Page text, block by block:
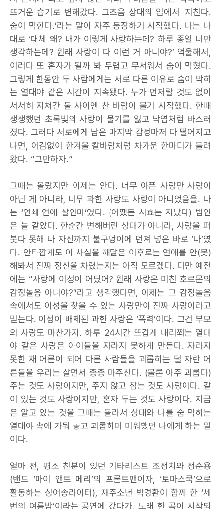
뜨거운 습기로 변해갔다. 그즈음 상대의 입에서 ‘지친다.
숨이 막힌다.’라는 말이 자주 등장하기 시작했다. 나는 나
대로 ‘대체 왜? 내가 이렇게 사랑하는데? 하루 종일 너만
생각하는데? 원래 사랑이 다 이런 거 아니야?’ 억울해서,
이러다 또 혼자가 될까 봐 두렵고 무서워서 숨이 막혔다.
그렇게 한동안 두 사람에게는 서로 다른 이유로 숨이 막히
는 열대야 같은 시간이 지속됐다. 누가 먼저랄 것도 없이
서서히 지쳐간 둘 사이엔 찬 바람이 불기 시작했다. 한때
생생했던 초록빛의 사랑이 물기를 잃고 낙엽처럼 바스러
졌다. 그러다 서로에게 남은 마지막 감정마저 다 떨어지고
나면, 어김없이 한겨울 칼바람처럼 차가운 한마디가 들려
왔다. “그만하자.”
그때는 몰랐지만 이제는 안다. 너무 아픈 사랑만 사랑이
아닌 게 아니라, 너무 과한 사랑도 사랑이 아니었음을. 나
는 ‘연쇄 연애 살인마’였다. (어쨌든 시효는 지났다) 범인
은 늘 같았다. 한순간 변해버린 상대가 아니라, 사랑을 퍼
붓다 못해 나 자신까지 불구덩이에 던져 넣은 바로 ‘나’였
다. 안타깝게도 이 사실을 깨달은 이후로는 연애를 안(못)
해봐서 진짜 정신을 차렸는지는 아직 모르겠다. 다만 예전
에는 “사랑에 이성이 어딨어? 원래 사랑은 미친 호르몬의
감정놀음 아니야?”라고 생각했다면, 이제는 그 감정놀음
속에서도 이성을 찾을 수 있는 사랑만이 진짜 사랑이라고
믿는다. 이성이 배제된 과한 사랑은 ‘폭력’이다. 그건 부모
의 사랑도 마찬가지. 하루 24시간 뜨겁게 내리쬐는 열대
야 같은 사랑은 아이들을 자라지 못하게 만든다. 자라지
못한 채 어른이 되어 다른 사람들을 괴롭히는 덜 자란 어
른들을 우리는 살면서 종종 마주친다. (물론 아주 괴롭다)
주는 것도 사랑이지만, 주지 않고 참는 것도 사랑이다. 같
이 있는 것도 사랑이지만, 혼자 두는 것도 사랑이다. 지금
은 알고 있는 것을 그때는 몰라서 상대와 나를 숨 막히는
열대야 속에 가둬 놓고 괴롭히며 미워했던 나에게 하는 말
이다.
얼마 전, 평소 친분이 있던 기타리스트 조정치와 정순용
(밴드 ‘마이 앤트 메리’의 프론트맨이자, ‘토마스쿡’으로
활동하는 싱어송라이터), 재주소년 박경환이 함께 한 ‘세
번의 여름밤’이라는 공연에 갔다가, 노래 한 곡이 시작되